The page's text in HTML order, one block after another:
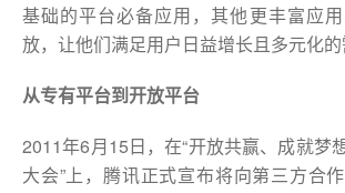
基础的平台必备应用，其他更丰富应
放，让他们满足用户日益增长且多元化的
从专有平台到开放平台
2011年6月15日，在“开放共赢、成就
大会”上，腾讯正式宣布将向第三方合